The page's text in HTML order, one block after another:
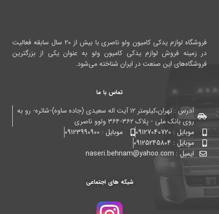
فروشگاه لوازم یدکی کامیون ولو ناصری با بیش از ۲۰ سال سابقه فعالیت
در زمینه فروش لوازم یدکی کامیون ولو به عنوان یکی از بزرگترین
فروشگاه‌های این صنعت در ایران شناخته می‌شود.
تماس با ما
آدرس : تهران،کیلومتر ۱۲ آیت اله سعیدی (جاده ساوه)-شاتره- رو به
روی بانک ملی - پلاک ۳۶۲-۳۶۴ ولوو ناصری
موبایل : 09127040720
موبایل : 09123990900
موبایل : 09125245804
ایمیل : naseri.behnam@yahoo.com
شبکه های اجتماعی